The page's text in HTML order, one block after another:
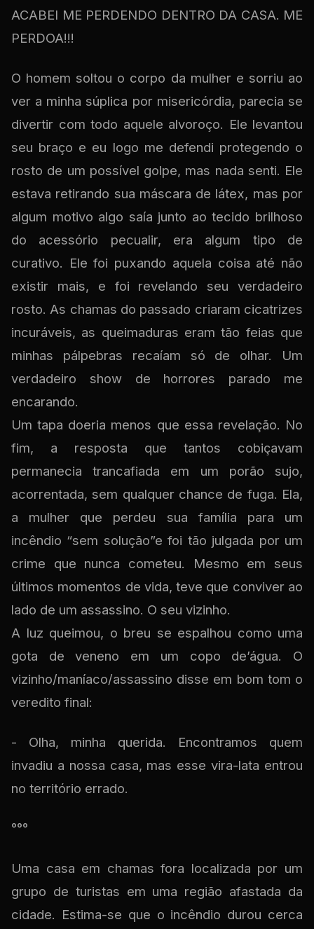
ACABEI ME PERDENDO DENTRO DA CASA. ME
PERDOA!!!
O homem soltou o corpo da mulher e sorriu ao
ver a minha súplica por misericórdia, parecia se
divertir com todo aquele alvoroço. Ele levantou
seu braço e eu logo me defendi protegendo o
rosto de um possível golpe, mas nada senti. Ele
estava retirando sua máscara de látex, mas por
algum motivo algo saía junto ao tecido brilhoso
do acessório pecualir, era algum tipo de
curativo. Ele foi puxando aquela coisa até não
existir mais, e foi revelando seu verdadeiro
rosto. As chamas do passado criaram cicatrizes
incuráveis, as queimaduras eram tão feias que
minhas pálpebras recaíam só de olhar. Um
verdadeiro show de horrores parado me
encarando.
Um tapa doeria menos que essa revelação. No
fim, a resposta que tantos cobiçavam
permanecia trancafiada em um porão sujo,
acorrentada, sem qualquer chance de fuga. Ela,
a mulher que perdeu sua família para um
incêndio “sem solução”e foi tão julgada por um
crime que nunca cometeu. Mesmo em seus
últimos momentos de vida, teve que conviver ao
lado de um assassino. O seu vizinho.
A luz queimou, o breu se espalhou como uma
gota de veneno em um copo de’água. O
vizinho/maníaco/assassino disse em bom tom o
veredito final:
- Olha, minha querida. Encontramos quem
invadiu a nossa casa, mas esse vira-lata entrou
no território errado.
°°°
Uma casa em chamas fora localizada por um
grupo de turistas em uma região afastada da
cidade. Estima-se que o incêndio durou cerca